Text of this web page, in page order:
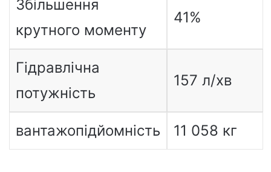
Збільшення
крутного моменту
41%
Гідравлічна
потужність
157 л/хв
вантажопідйомність 11 058 кг